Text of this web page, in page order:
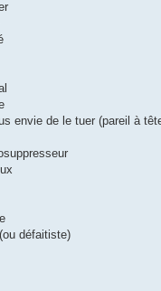
envie de le tuer (pareil à
défaitiste)